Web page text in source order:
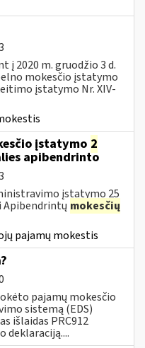
į 2020 m. gruodžio 3 d.
mokesčio įstatymo
įstatymo Nr. XIV-
įstatymo 2
apibendrinto
įstatymo 25
mokesčių
pajamų mokestis
pajamų mokesčio
sistemą (EDS)
išlaidas PRC912
deklaraciją....